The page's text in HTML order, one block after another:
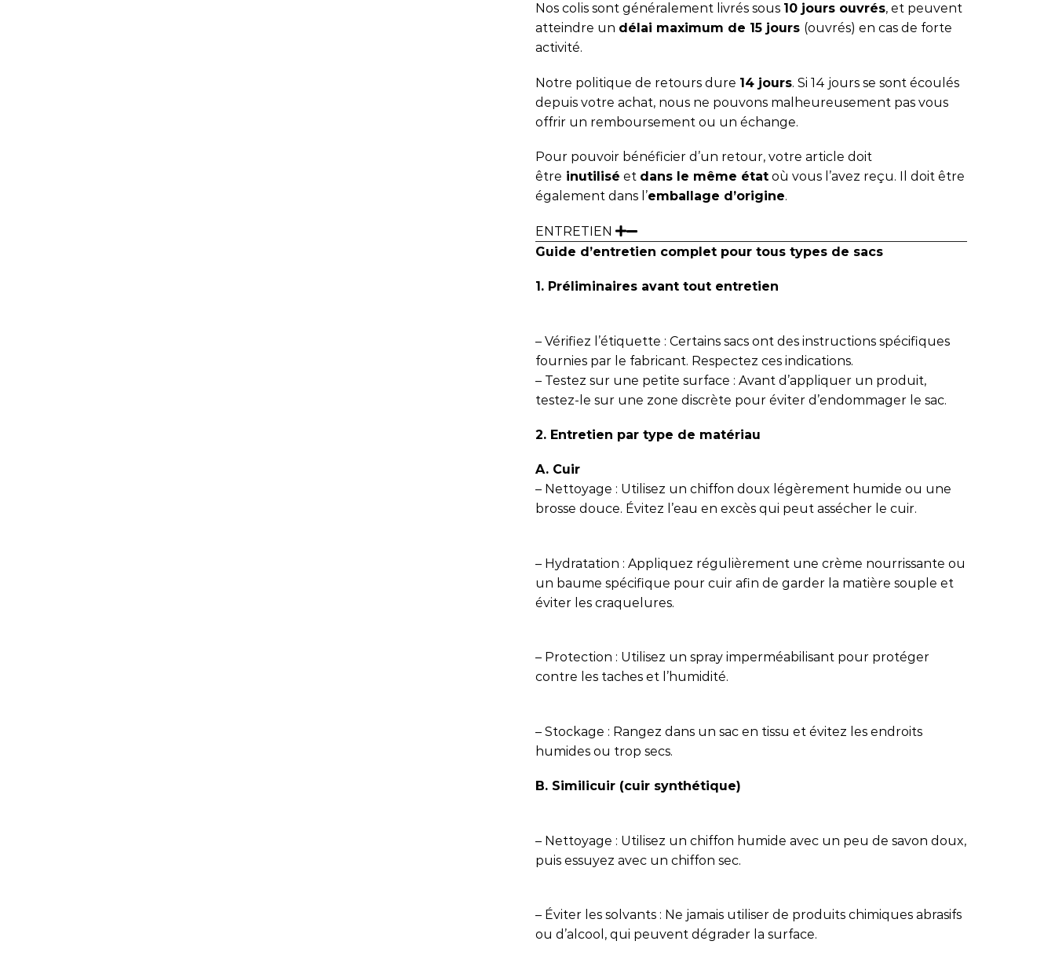
Nos colis sont généralement livrés sous 10 jours ouvrés, et peuvent
atteindre un délai maximum de 15 jours (ouvrés) en cas de forte
activité.
Notre politique de retours dure 14 jours. Si 14 jours se sont écoulés
depuis votre achat, nous ne pouvons malheureusement pas vous
offrir un remboursement ou un échange.
Pour pouvoir bénéficier d’un retour, votre article doit
être inutilisé et dans le même état où vous l’avez reçu. Il doit être
également dans l’emballage d’origine.
ENTRETIEN
Guide d’entretien complet pour tous types de sacs
1. Préliminaires avant tout entretien
– Vérifiez l’étiquette : Certains sacs ont des instructions spécifiques
fournies par le fabricant. Respectez ces indications.
– Testez sur une petite surface : Avant d’appliquer un produit,
testez-le sur une zone discrète pour éviter d’endommager le sac.
2. Entretien par type de matériau
A. Cuir
– Nettoyage : Utilisez un chiffon doux légèrement humide ou une
brosse douce. Évitez l’eau en excès qui peut assécher le cuir.
– Hydratation : Appliquez régulièrement une crème nourrissante ou
un baume spécifique pour cuir afin de garder la matière souple et
éviter les craquelures.
– Protection : Utilisez un spray imperméabilisant pour protéger
contre les taches et l’humidité.
– Stockage : Rangez dans un sac en tissu et évitez les endroits
humides ou trop secs.
B. Similicuir (cuir synthétique)
– Nettoyage : Utilisez un chiffon humide avec un peu de savon doux,
puis essuyez avec un chiffon sec.
– Éviter les solvants : Ne jamais utiliser de produits chimiques abrasifs
ou d’alcool, qui peuvent dégrader la surface.